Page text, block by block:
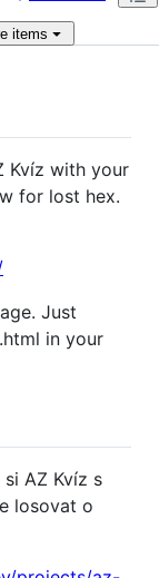
items
Kvíz with your
for lost hex.
Just
in your
AZ Kvíz s
losovat o